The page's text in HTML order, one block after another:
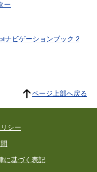
ー
ナビゲーションブック 2
ページ上部へ戻る
シー
に基づく表記